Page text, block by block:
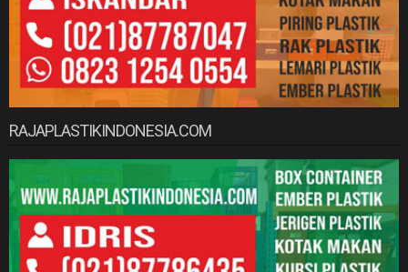
RAJAPLASTIKINDONESIA.COM